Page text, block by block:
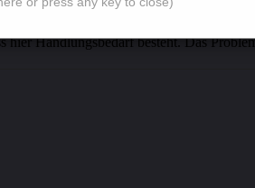
Handlungsbedarf besteht. Das